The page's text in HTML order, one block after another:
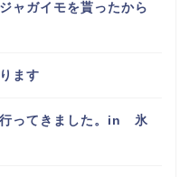
ャガイモを貰ったから
ます
行ってきました。in 氷